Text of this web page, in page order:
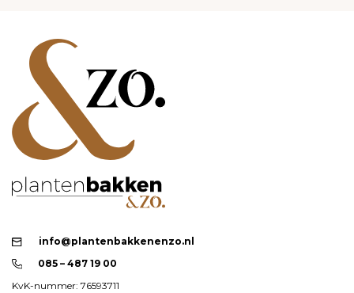
info@plantenbakkenenzo.nl
085 – 487 19 00
KvK-nummer: 76593711